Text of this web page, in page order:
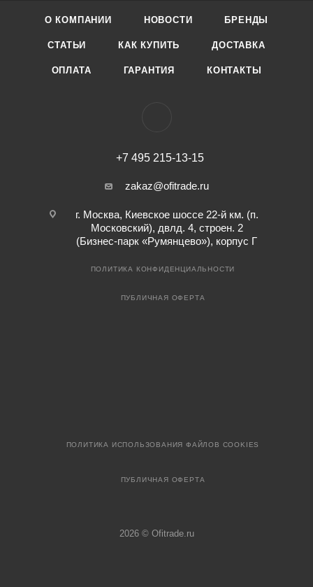
О КОМПАНИИ НОВОСТИ БРЕНДЫ
СТАТЬИ КАК КУПИТЬ ДОСТАВКА
ОПЛАТА ГАРАНТИЯ КОНТАКТЫ
+7 495 215-13-15
zakaz@ofitrade.ru
г. Москва, Киевское шоссе 22-й км. (п.
Московский), двлд. 4, строен. 2
(Бизнес-парк «Румянцево»), корпус Г
ПОЛИТИКА КОНФИДЕНЦИАЛЬНОСТИ
ПУБЛИЧНАЯ ОФЕРТА
ПОЛИТИКА ИСПОЛЬЗОВАНИЯ ФАЙЛОВ COOKIES
ПУБЛИЧНАЯ ОФЕРТА
2026 © Ofitrade.ru